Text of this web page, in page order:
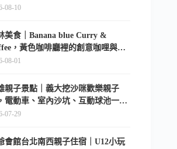
安全音量、學習模式實測
08-10
美食｜Banana blue Curry &
，黃色咖啡廳裡的創意咖哩與香
點
08-01
親子景點｜義大挖沙咪歡樂親子
電動車、室內沙坑、互動球池一票
底
07-29
會館台北南西親子住宿｜U12小玩